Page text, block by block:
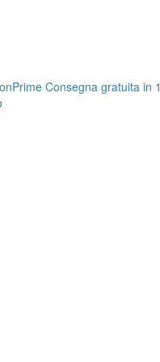
Consegna gratuita in 1